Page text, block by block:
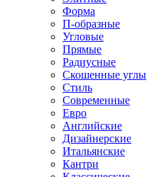
Форма
П-образные
Угловые
Прямые
Радиусные
Скошенные углы
Стиль
Современные
Евро
Английские
Дизайнерские
Итальянские
Кантри